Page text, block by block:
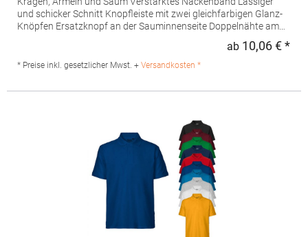
und schicker Schnitt Knopfleiste mit zwei gleichfarbigen Glanz-
Knöpfen Ersatzknopf an der Sauminnenseite Doppelnähte am
ausgefallenGrammatur: 180 g/m²Materialzusammensetzung:
100% Baumwolle (Grey Melange: 85% Baumwolle / 15%
Frankreich E-Mail: sols@soloinvest.com
ab 10,06 € *
* Preise inkl. gesetzlicher Mwst. + Versandkosten *